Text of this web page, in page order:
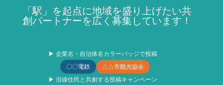
「駅」を起点に地域を盛り上げたい共
創パートナーを広く募集しています！
▶ 企業名・自治体名カラーバッジで投稿
〇〇電鉄
△△市観光協会
▶ 沿線住民と共創する投稿キャンペーン